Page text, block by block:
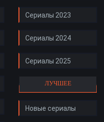
Сериалы 2023
Сериалы 2024
Сериалы 2025
ЛУЧШЕЕ
Новые сериалы